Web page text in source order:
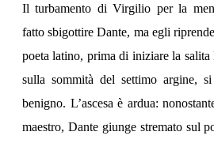
Il turbamento di Virgilio per la
fatto sbigottire Dante, ma egli
poeta latino, prima di iniziare la
sulla sommità del settimo argine,
benigno. L’ascesa è ardua:
maestro, Dante giunge stremato sul